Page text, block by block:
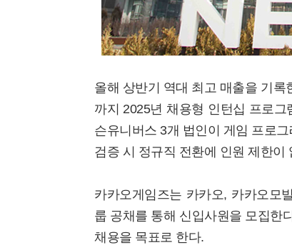
올해 상반기 역대 최고 매출을 기록
까지 2025년 채용형 인턴십 프로
슨유니버스 3개 법인이 게임 프로
검증 시 정규직 전환에 인원 제한이
카카오게임즈는 카카오, 카카오모
룹 공채를 통해 신입사원을 모집한
채용을 목표로 한다.